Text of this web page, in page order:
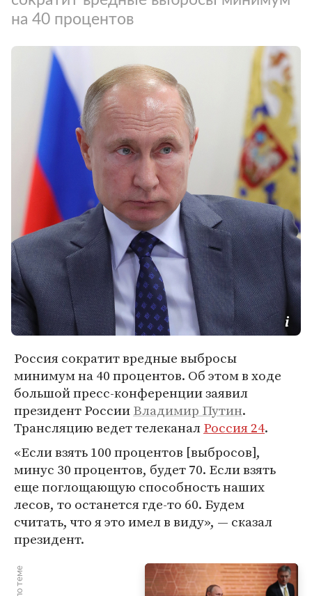
на 40 процентов
Россия сократит вредные выбросы
минимум на 40 процентов. Об этом в ходе
большой пресс-конференции заявил
президент РоссииВладимир Путин.
Трансляцию ведет телеканалРоссия 24.
«Если взять 100 процентов [выбросов],
минус 30 процентов, будет 70. Если взять
еще поглощающую способность наших
лесов, то останется где-то 60. Будем
считать, что я это имел в виду», — сказал
президент.